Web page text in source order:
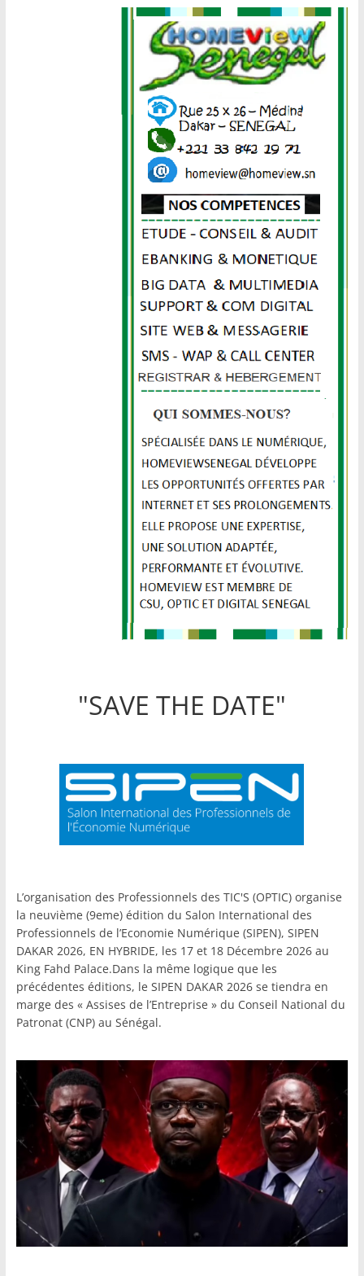
"SAVE THE DATE"
L’organisation des Professionnels des TIC'S (OPTIC) organise
la neuvième (9eme) édition du Salon International des
Professionnels de l’Economie Numérique (SIPEN), SIPEN
DAKAR 2026, EN HYBRIDE, les 17 et 18 Décembre 2026 au
King Fahd Palace.Dans la même logique que les
précédentes éditions, le SIPEN DAKAR 2026 se tiendra en
marge des « Assises de l’Entreprise » du Conseil National du
Patronat (CNP) au Sénégal.